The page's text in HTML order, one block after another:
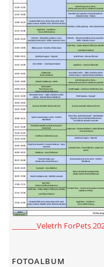
O NÁS :-)
VÝROČNÍ ZPRÁVY
KONTAKT
JAK NÁM POMOCI
NAPSALI O NÁS
NATÁČENÍ V
_______Veletrh ForPets
FOTOALBUM